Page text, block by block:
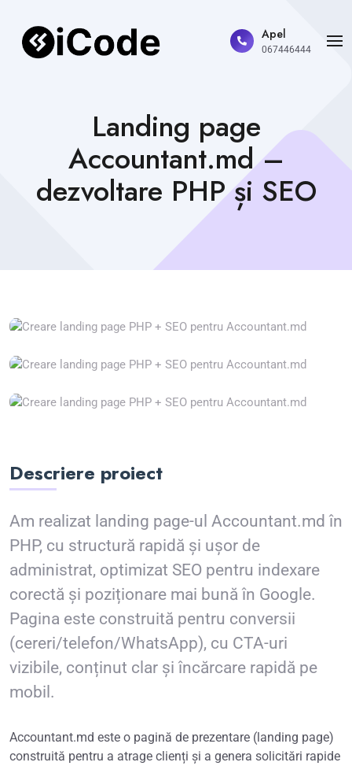
Apel
067446444
Landing page
Accountant.md –
dezvoltare PHP și SEO
Descriere proiect
Am realizat landing page-ul Accountant.md în
PHP, cu structură rapidă și ușor de
administrat, optimizat SEO pentru indexare
corectă și poziționare mai bună în Google.
Pagina este construită pentru conversii
(cereri/telefon/WhatsApp), cu CTA-uri
vizibile, conținut clar și încărcare rapidă pe
mobil.
Accountant.md este o pagină de prezentare (landing page)
construită pentru a atrage clienți și a genera solicitări rapide